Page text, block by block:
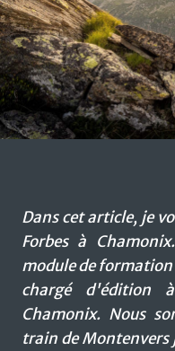
Dans cet article, je
Forbes à
module de
chargé d'édition
Chamonix. Nous
train de Montenvers